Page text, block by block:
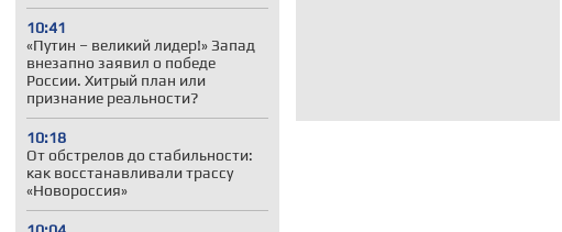
10:41
«Путин – великий лидер!» Запад
внезапно заявил о победе
России. Хитрый план или
признание реальности?
10:18
От обстрелов до стабильности:
как восстанавливали трассу
«Новороссия»